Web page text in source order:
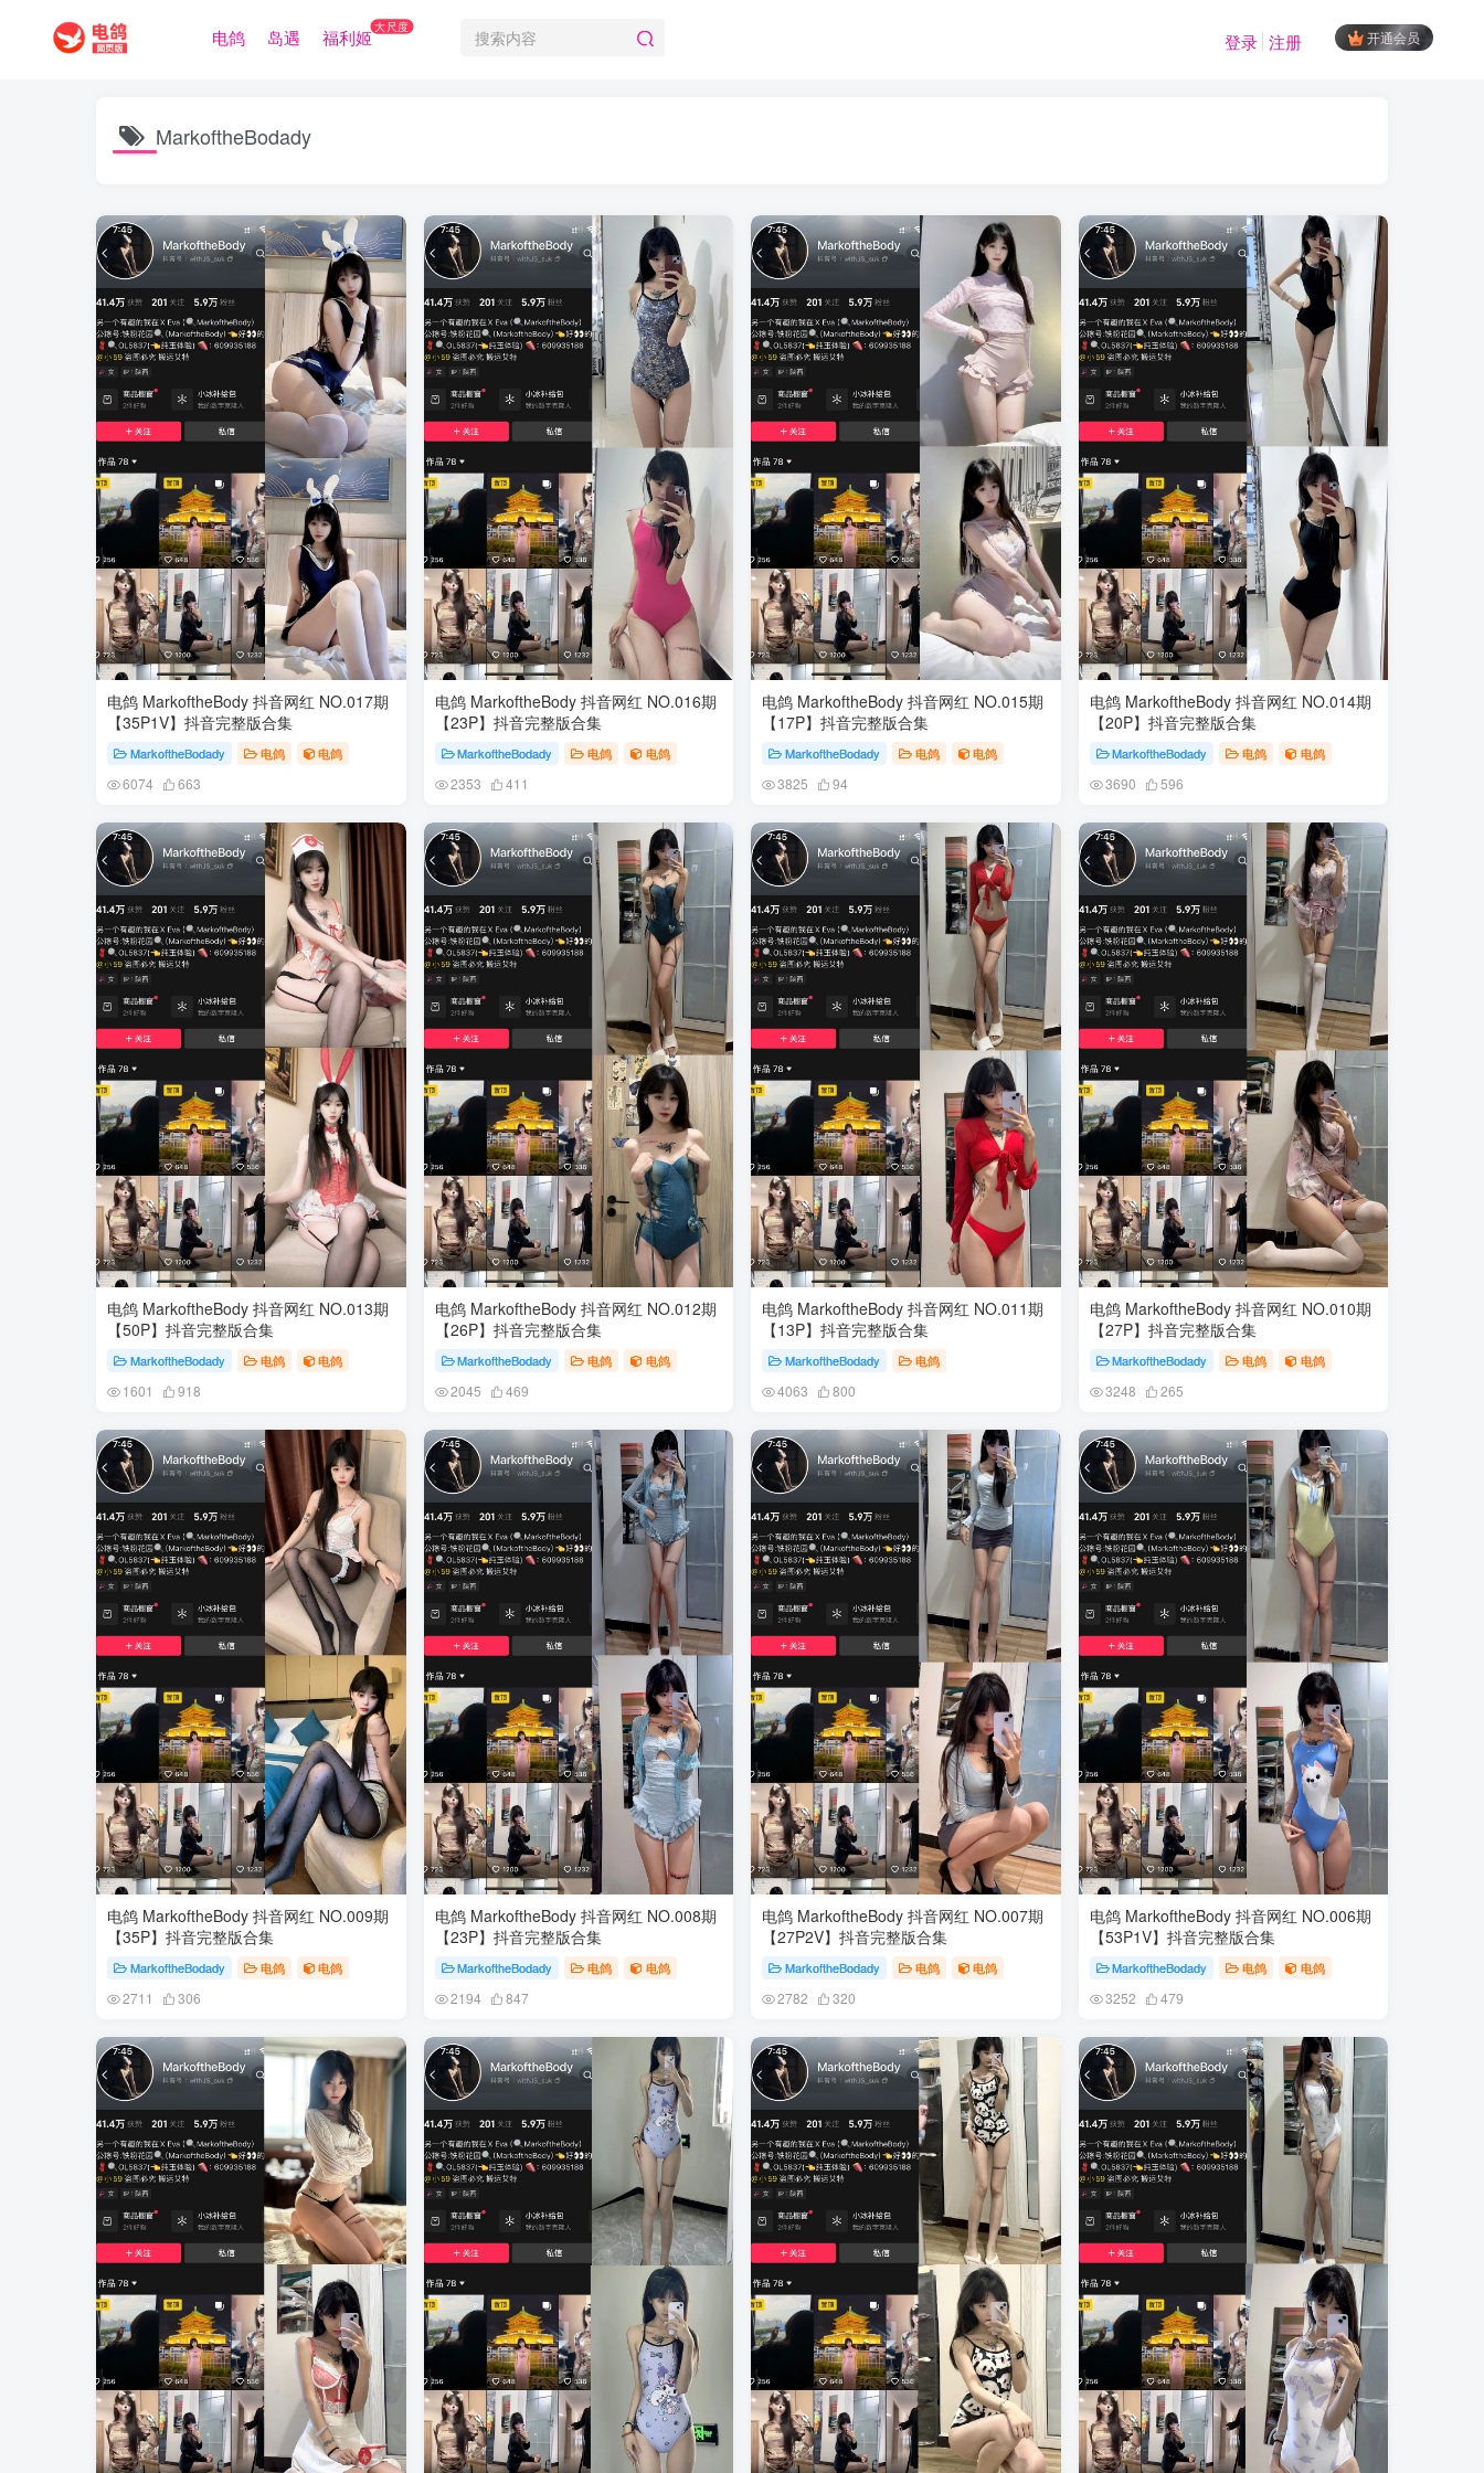
电鸽 岛遇 福利姬大尺度
开通会员
登录 注册
MarkoftheBodady
电鸽 MarkoftheBody 抖音网红 NO.017期
【35P1V】抖音完整版合集
MarkoftheBodady 电鸽 电鸽
6074 663
电鸽 MarkoftheBody 抖音网红 NO.016期
【23P】抖音完整版合集
MarkoftheBodady 电鸽 电鸽
2353 411
电鸽 MarkoftheBody 抖音网红 NO.015期
【17P】抖音完整版合集
MarkoftheBodady 电鸽 电鸽
3825 94
电鸽 MarkoftheBody 抖音网红 NO.014期
【20P】抖音完整版合集
MarkoftheBodady 电鸽 电鸽
3690 596
电鸽 MarkoftheBody 抖音网红 NO.013期
【50P】抖音完整版合集
MarkoftheBodady 电鸽 电鸽
1601 918
电鸽 MarkoftheBody 抖音网红 NO.012期
【26P】抖音完整版合集
MarkoftheBodady 电鸽 电鸽
2045 469
电鸽 MarkoftheBody 抖音网红 NO.011期
【13P】抖音完整版合集
MarkoftheBodady 电鸽
4063 800
电鸽 MarkoftheBody 抖音网红 NO.010期
【27P】抖音完整版合集
MarkoftheBodady 电鸽 电鸽
3248 265
电鸽 MarkoftheBody 抖音网红 NO.009期
【35P】抖音完整版合集
MarkoftheBodady 电鸽 电鸽
2711 306
电鸽 MarkoftheBody 抖音网红 NO.008期
【23P】抖音完整版合集
MarkoftheBodady 电鸽 电鸽
2194 847
电鸽 MarkoftheBody 抖音网红 NO.007期
【27P2V】抖音完整版合集
MarkoftheBodady 电鸽 电鸽
2782 320
电鸽 MarkoftheBody 抖音网红 NO.006期
【53P1V】抖音完整版合集
MarkoftheBodady 电鸽 电鸽
3252 479